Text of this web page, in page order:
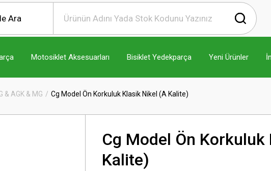
Motosiklet Aksesuarları Bisiklet Yedekparça Yeni Ürünler
& AGK & MG Cg Model Ön Korkuluk Klasik Nikel (A Kalite)
Cg Model Ön
Kalite)